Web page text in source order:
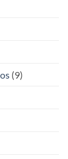
(9)